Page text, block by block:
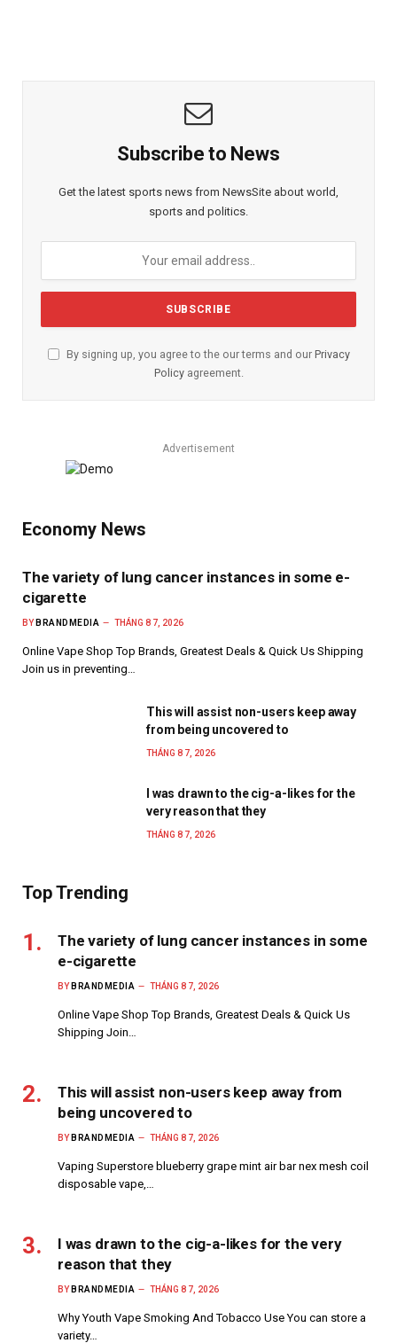
Subscribe to News
Get the latest sports news from NewsSite about world,
sports and politics.
By signing up, you agree to the our terms and our Privacy
Policyagreement.
Advertisement
Economy News
The variety of lung cancer instances in some e-
cigarette
BY BRANDMEDIA THÁNG 8 7, 2026
Online Vape Shop Top Brands, Greatest Deals & Quick Us Shipping
Join us in preventing…
This will assist non-users keep away
from being uncovered to
THÁNG 8 7, 2026
I was drawn to the cig-a-likes for the
very reason that they
THÁNG 8 7, 2026
Top Trending
The variety of lung cancer instances in some
e-cigarette
BY BRANDMEDIA THÁNG 8 7, 2026
Online Vape Shop Top Brands, Greatest Deals & Quick Us
Shipping Join…
This will assist non-users keep away from
being uncovered to
BY BRANDMEDIA THÁNG 8 7, 2026
Vaping Superstore blueberry grape mint air bar nex mesh coil
disposable vape,…
I was drawn to the cig-a-likes for the very
reason that they
BY BRANDMEDIA THÁNG 8 7, 2026
Why Youth Vape Smoking And Tobacco Use You can store a
variety…